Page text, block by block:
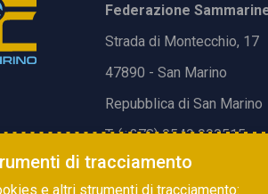
Federazione
Strada di Montecchio, 17
47890 - San Marino
Repubblica di San Marino
T. (+378) 0549 990515
E.info@fsgc.sm
di tracciamento
e altri strumenti di tracciamento: